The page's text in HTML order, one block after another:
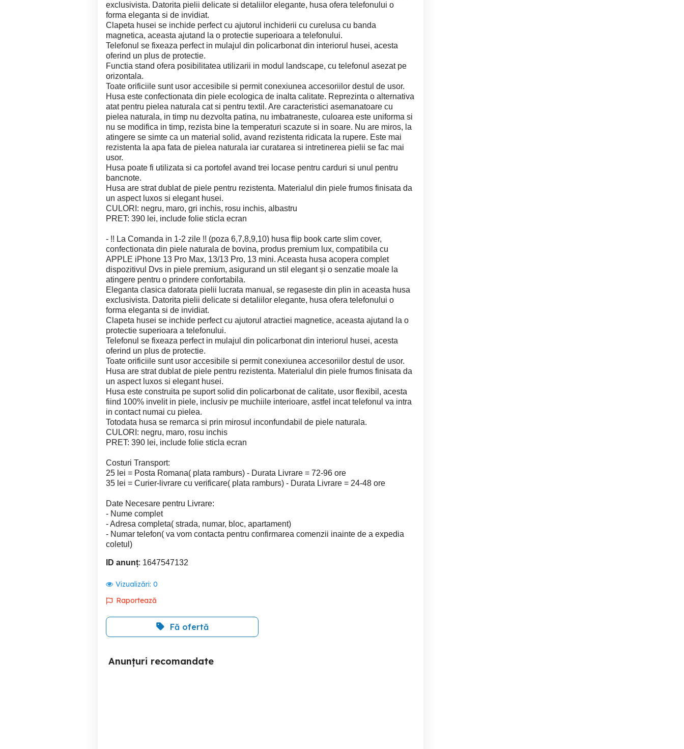
exclusivista. Datorita pielii delicate si detaliilor elegante, husa ofera telefonului o
forma eleganta si de invidiat.
Clapeta husei se inchide perfect cu ajutorul inchiderii cu curelusa cu banda
magnetica, aceasta ajutand la o protectie superioara a telefonului.
Telefonul se fixeaza perfect in mulajul din policarbonat din interiorul husei, acesta
oferind un plus de protectie.
Functia stand ofera posibilitatea utilizarii in modul landscape, cu telefonul asezat pe
orizontala.
Toate orificiile sunt usor accesibile si permit conexiunea accesoriilor destul de usor.
Husa este confectionata din piele ecologica de inalta calitate. Reprezinta o alternativa
atat pentru pielea naturala cat si pentru textil. Are caracteristici asemanatoare cu
pielea naturala, in timp nu dezvolta patina, nu imbatraneste, culoarea este uniforma si
nu se modifica in timp, rezista bine la temperaturi scazute si in soare. Nu are miros, la
atingere se simte ca un material solid, avand rezistenta ridicata la rupere. Este mai
rezistenta la apa fata de pielea naturala iar curatarea si intretinerea pielii se fac mai
usor.
Husa poate fi utilizata si ca portofel avand trei locase pentru carduri si unul pentru
bancnote.
Husa are strat dublat de piele pentru rezistenta. Materialul din piele frumos finisata da
un aspect luxos si elegant husei.
CULORI: negru, maro, gri inchis, rosu inchis, albastru
PRET: 390 lei, include folie sticla ecran
- !! La Comanda in 1-2 zile !! (poza 6,7,8,9,10) husa flip book carte slim cover,
confectionata din piele naturala de bovina, produs premium lux, compatibila cu
APPLE iPhone 13 Pro Max, 13/13 Pro, 13 mini. Aceasta husa acopera complet
dispozitivul Dvs in piele premium, asigurand un stil elegant și o senzatie moale la
atingere pentru o prindere confortabila.
Eleganta clasica datorata pielii lucrata manual, se regaseste din plin in aceasta husa
exclusivista. Datorita pielii delicate si detaliilor elegante, husa ofera telefonului o
forma eleganta si de invidiat.
Clapeta husei se inchide perfect cu ajutorul atractiei magnetice, aceasta ajutand la o
protectie superioara a telefonului.
Telefonul se fixeaza perfect in mulajul din policarbonat din interiorul husei, acesta
oferind un plus de protectie.
Toate orificiile sunt usor accesibile si permit conexiunea accesoriilor destul de usor.
Husa are strat dublat de piele pentru rezistenta. Materialul din piele frumos finisata da
un aspect luxos si elegant husei.
Husa este construita pe suport solid din policarbonat de calitate, usor flexibil, acesta
fiind 100% invelit in piele, inclusiv pe muchiile interioare, astfel incat telefonul va intra
in contact numai cu pielea.
Totodata husa se remarca si prin mirosul inconfundabil de piele naturala.
CULORI: negru, maro, rosu inchis
PRET: 390 lei, include folie sticla ecran
Costuri Transport:
25 lei = Posta Romana( plata ramburs) - Durata Livrare = 72-96 ore
35 lei = Curier-livrare cu verificare( plata ramburs) - Durata Livrare = 24-48 ore
Date Necesare pentru Livrare:
- Nume complet
- Adresa completa( strada, numar, bloc, apartament)
- Numar telefon( va vom contacta pentru confirmarea comenzii inainte de a expedia
coletul)
ID anunț: 1647547132
Vizualizări: 0
Raportează
Fă ofertă
Anunțuri recomandate